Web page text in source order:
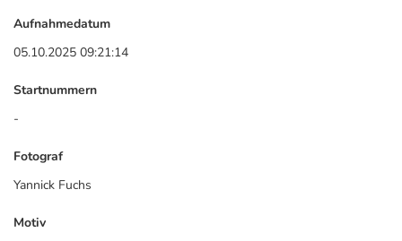
Aufnahmedatum
05.10.2025 09:21:14
Startnummern
-
Fotograf
Yannick Fuchs
Motiv